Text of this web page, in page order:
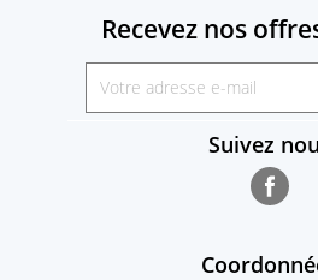
Recevez nos
Suivez